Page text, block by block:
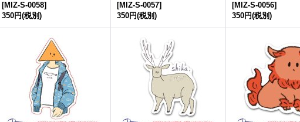
[MIZ-S-0058]
350円(税別)
[MIZ-S-0057]
350円(税別)
[MIZ-S-0056]
350円(税別)